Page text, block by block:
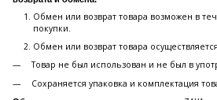
Обмен или возврат товара возможен в
покупки.
Обмен или возврат товара
Товар не был использован и не был в
Сохраняется упаковка и комплектация